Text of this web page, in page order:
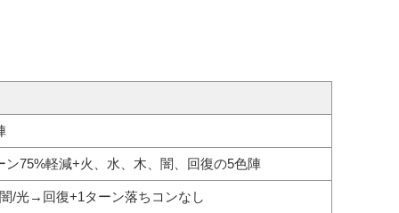
ン75%軽減+火、水、木、闇、回復の5色陣
/光→回復+1ターン落ちコンなし